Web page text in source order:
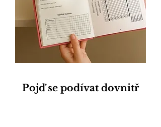
Pojď se podívat dovnitř